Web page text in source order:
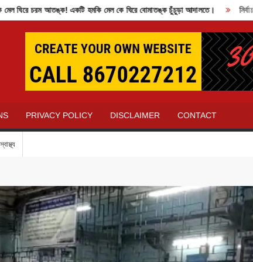
চরম আতঙ্ক! একটি হমকি মেল কে ঘিরে বোমাতঙ্ক চুঁচুড়া আদালতে। নির্বাচন
PRIVACY POLICY DISCLAIMER CONTACT
স্বাস্থ্য